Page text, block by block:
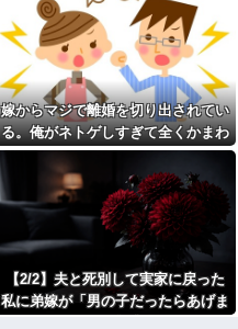
コインランドリーで私物の乾
燥機シートを「ご自由にどうぞ
だろw」と勝手に盗もうとした
DQN夫婦！注意したら「は？名
前かいてないんですけど」と逆
ギレ
ジャンポケ斉藤「同意があっ
たんです。本当です。信じて下
さい」 ←何でこの主張が通ら
父がﾀﾋんだ翌日、彼女から
「今日はつきあって半年の記念
日だね！おめでとう！」とメー
ルが来た。それから連絡は無視
している。「別れたいならせめ
てそう言って」と連絡きたけど
話もしたくないんだよ…….他
弟「エレベーターで知らない
女に蹴られた！」私「何した
ね？
嫁からマジで離婚を切り出されてい
る。俺がネトゲしすぎて全くかまわ
なかったのが原因らしく...
【2/2】夫と死別して実家に戻った
私に弟嫁が「男の子だったらあげま